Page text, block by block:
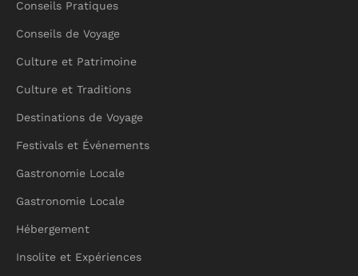
Conseils Pratiques
Conseils de Voyage
Culture et Patrimoine
Culture et Traditions
Destinations de Voyage
Festivals et Événements
Gastronomie Locale
Gastronomie Locale
Hébergement
Insolite et Expériences